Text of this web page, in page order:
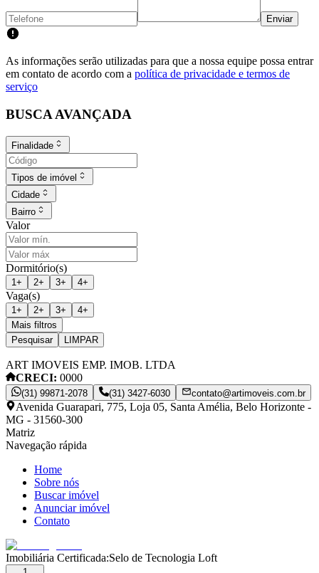
Enviar
As informações serão utilizadas para que a nossa equipe possa entrar
em contato de acordo com a política de privacidade e termos de
serviço
BUSCA AVANÇADA
Finalidade
Tipos de imóvel
Cidade
Bairro
Valor
Dormitório(s)
1 + 2+ 3+ 4+
Vaga(s)
1 + 2+ 3+ 4+
Mais filtros
Pesquisar
LIMPAR
ART IMOVEIS EMP. IMOB. LTDA
CRECI: 0000
(31) 99871-2078 (31) 3427-6030 contato@artimoveis.com.br
Avenida Guarapari, 775, Loja 05, Santa Amélia, Belo Horizonte -
MG - 31560-300
Matriz
Navegação rápida
Home
Sobre nós
Buscar imóvel
Anunciar imóvel
Contato
Imobiliária Certificada:Selo de Tecnologia Loft